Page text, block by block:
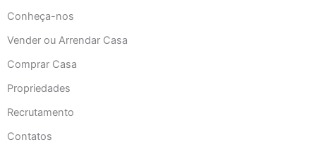
Conheça-nos
Vender ou Arrendar Casa
Comprar Casa
Propriedades
Recrutamento
Contatos